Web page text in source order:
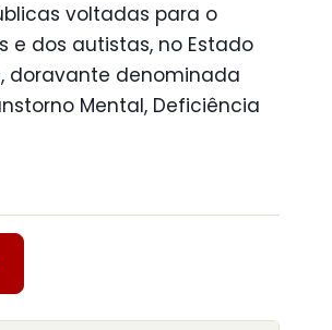
voltadas para o
dos autistas, no Estado
doravante denominada
Mental, Deficiência